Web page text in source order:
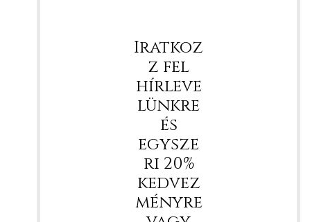
Iratkoz
z fel
hírleve
lünkre
és
egysze
ri 20%
kedvez
ményre